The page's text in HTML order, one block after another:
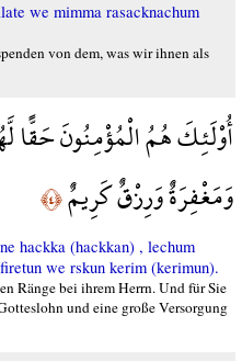
we mimma rasacknachum
von dem, was wir ihnen als
أُوْلَئِكَ هُمُ الْمُؤْمِنُونَ
وَمَغْفِرَةٌ وَرِزْقٌ كَرِيمٌ﴿٤﴾
hackka (hackkan) , lechum
we rskun kerim (kerimun).
Ränge bei ihrem Herrn. Und für Sie
und eine große Versorgung